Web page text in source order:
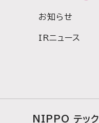
お知らせ
IRニュース
NIPPO テック